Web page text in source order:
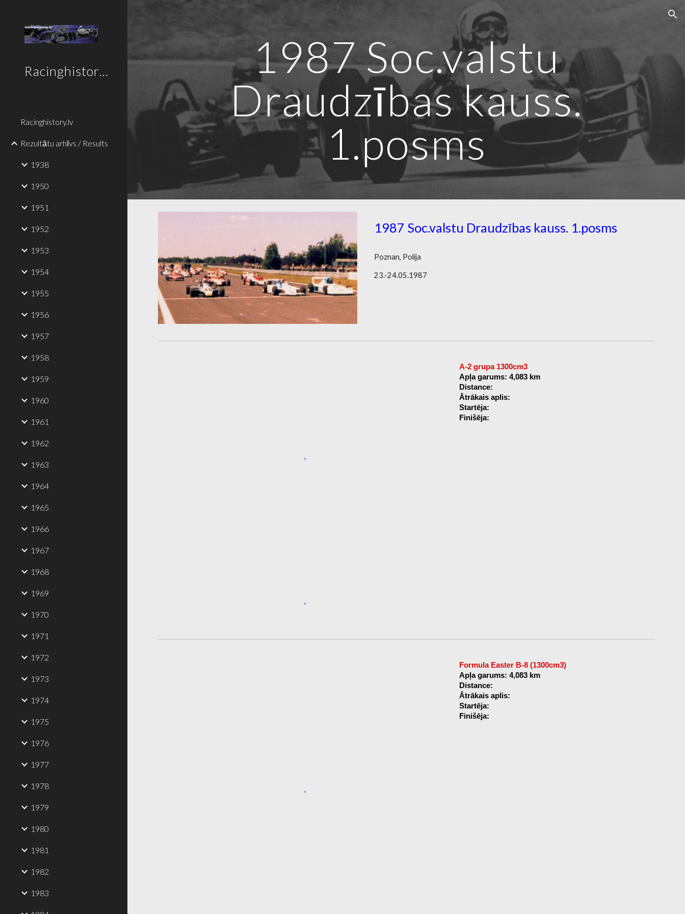
Skip to navigation
Racinghistory.lv
Racinghistory.lv
Rezultātu arhīvs / Results
1938
1950
1951
1952
1953
1954
1955
1956
1957
1958
1959
1960
1961
1962
1963
1964
1965
1966
1967
1968
1969
1970
1971
1972
1973
1974
1975
1976
1977
1978
1979
1980
1981
1982
1983
1987 Soc.valstu
Draudzības kauss.
1.posms
1987 Soc.valstu Draudzības kauss. 1.posms
Poznan, Polija
23.-24.05.1987
A-2 grupa 1300cm3
Apļa garums: 4,083 km
Distance:
Ātrākais aplis:
Startēja:
Finišēja:
Formula Easter B-8 (1300cm3)
Apļa garums: 4,083 km
Distance:
Ātrākais aplis:
Startēja:
Finišēja: